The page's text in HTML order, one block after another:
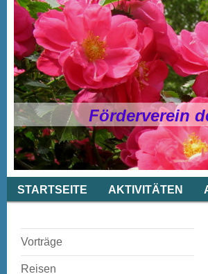
Förderverein
STARTSEITE AKTIVITÄTEN
Vorträge
Reisen